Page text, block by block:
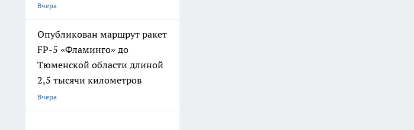
Вчера
Опубликован маршрут ракет
FP-5 «Фламинго» до
Тюменской области длиной
2,5 тысячи километров
Вчера